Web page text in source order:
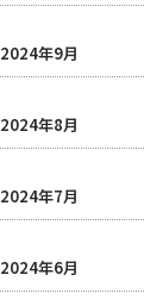
2024年9月
2024年8月
2024年7月
2024年6月